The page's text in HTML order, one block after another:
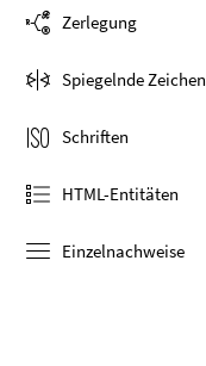
Zerlegung
Spiegelnde Zeichen
Schriften
HTML-Entitäten
Einzelnachweise